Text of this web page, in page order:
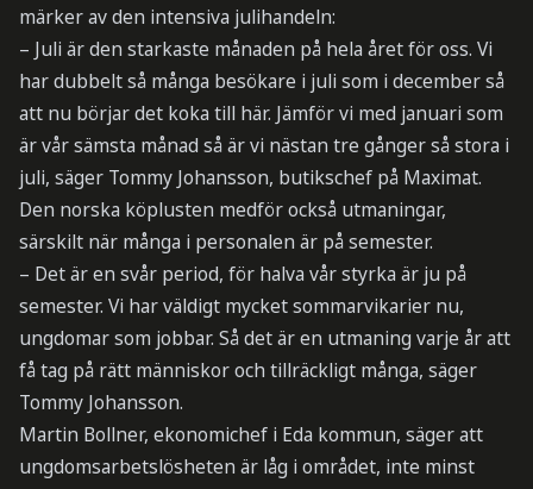
märker av den intensiva julihandeln:
– Juli är den starkaste månaden på hela året för oss. Vi
har dubbelt så många besökare i juli som i december så
att nu börjar det koka till här. Jämför vi med januari som
är vår sämsta månad så är vi nästan tre gånger så stora i
juli, säger Tommy Johansson, butikschef på Maximat.
Den norska köplusten medför också utmaningar,
särskilt när många i personalen är på semester.
– Det är en svår period, för halva vår styrka är ju på
semester. Vi har väldigt mycket sommarvikarier nu,
ungdomar som jobbar. Så det är en utmaning varje år att
få tag på rätt människor och tillräckligt många, säger
Tommy Johansson.
Martin Bollner, ekonomichef i Eda kommun, säger att
ungdomsarbetslösheten är låg i området, inte minst